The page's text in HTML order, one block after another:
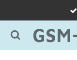
naar
de